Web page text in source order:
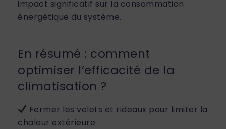
impact significatif sur la consommation
énergétique du système.
En résumé : comment
optimiser l’efficacité de la
climatisation ?
Fermer les volets et rideaux pour limiter la
chaleur extérieure